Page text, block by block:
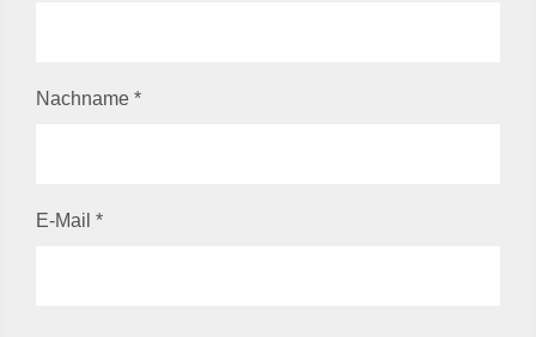
Nachname *
E-Mail *